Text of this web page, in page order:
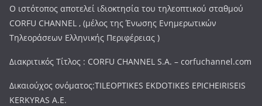
Ο ιστότοπος αποτελεί ιδιοκτησία του τηλεοπτικού σταθμού
CORFU CHANNEL , (μέλος της Ένωσης Ενημερωτικών
Τηλεοράσεων Ελληνικής Περιφέρειας )
Διακριτικός Τίτλος : CORFU CHANNEL S.A. – corfuchannel.com
Δικαιούχος ονόματος:TILEOPTIKES EKDOTIKES EPICHEIRISEIS
KERKYRAS A.E.